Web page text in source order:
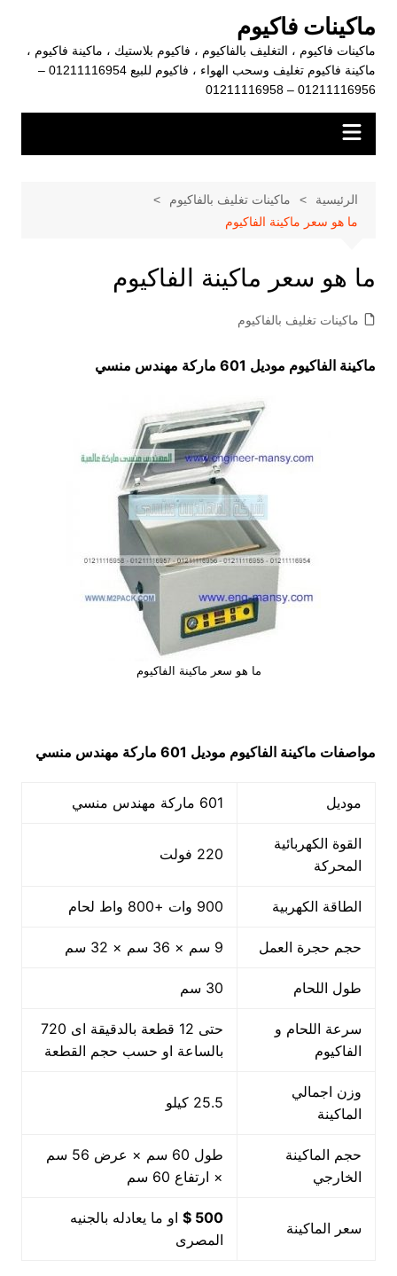
المحتوى
ماكينات فاكيوم
ماكينات فاكيوم ، التغليف بالفاكيوم ، فاكيوم بلاستيك ، ماكينة فاكيوم ،
ماكينة فاكيوم تغليف وسحب الهواء ، فاكيوم للبيع 01211116954 –
01211116956 – 01211116958
الرئيسية
ماكينات تغليف بالفاكيوم
ما هو سعر ماكينة الفاكيوم
ما هو سعر ماكينة الفاكيوم
ماكينات تغليف بالفاكيوم
ماكينة الفاكيوم موديل 601 ماركة مهندس منسي
ما هو سعر ماكينة الفاكيوم
مواصفات ماكينة الفاكيوم موديل 601 ماركة مهندس منسي
موديل 601 ماركة مهندس منسي
القوة الكهربائية
المحركة
220 فولت
الطاقة الكهربية 900 وات +800 واط لحام
حجم حجرة العمل 9 سم × 36 سم × 32 سم
طول اللحام 30 سم
سرعة اللحام و
الفاكيوم
حتى 12 قطعة بالدقيقة اى 720
بالساعة او حسب حجم القطعة
وزن اجمالي
الماكينة
25.5 كيلو
حجم الماكينة
الخارجي
طول 60 سم × عرض 56 سم
× ارتفاع 60 سم
سعر الماكينة
500 $
او ما يعادله بالجنيه
المصرى